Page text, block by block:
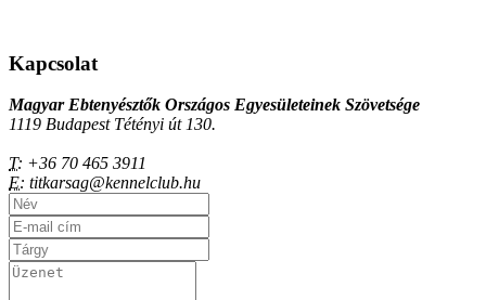
Kapcsolat
Magyar Ebtenyésztők Országos Egyesületeinek Szövetsége
1119 Budapest Tétényi út 130.
T: +36 70 465 3911
E: titkarsag@kennelclub.hu